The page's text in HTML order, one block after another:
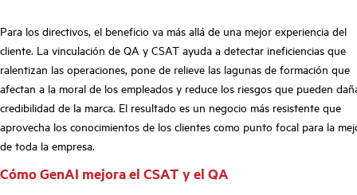
Para los directivos, el beneficio va más allá de una mejor experiencia del
cliente. La vinculación de QA y CSAT ayuda a detectar ineficiencias que
ralentizan las operaciones, pone de relieve las lagunas de formación que
afectan a la moral de los empleados y reduce los riesgos que pueden
credibilidad de la marca. El resultado es un negocio más resistente que
aprovecha los conocimientos de los clientes como punto focal para la
de toda la empresa.
Cómo GenAI mejora el CSAT y el QA